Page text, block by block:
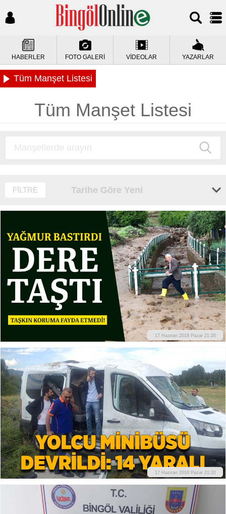
HABERLER FOTO GALERİ VİDEOLAR YAZARLAR
Tüm Manşet Listesi
Tüm Manşet Listesi
FİLTRE Tarihe Göre Yeni
17 Haziran 2018 Pazar 21:20
17 Haziran 2018 Pazar 21:20